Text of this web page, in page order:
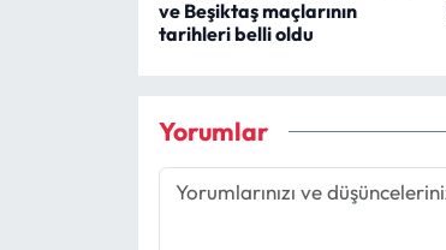
ve Beşiktaş maçlarının
tarihleri belli oldu
Yorumlar